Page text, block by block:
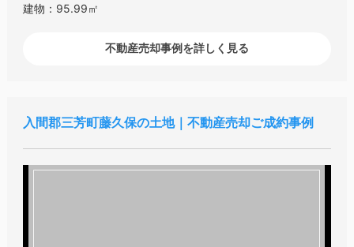
建物：95.99㎡
不動産売却事例を詳しく見る
入間郡三芳町藤久保の土地｜不動産売却ご成約事例